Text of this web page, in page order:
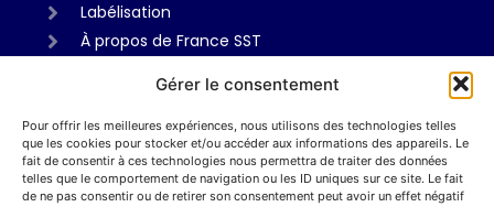
Gérer le consentement
Pour offrir les meilleures expériences, nous utilisons des technologies telles
que les cookies pour stocker et/ou accéder aux informations des appareils. Le
fait de consentir à ces technologies nous permettra de traiter des données
telles que le comportement de navigation ou les ID uniques sur ce site. Le fait
de ne pas consentir ou de retirer son consentement peut avoir un effet négatif
Labélisation
À propos de France SST
Informations
Mentions légales
Politiques de confidentialité